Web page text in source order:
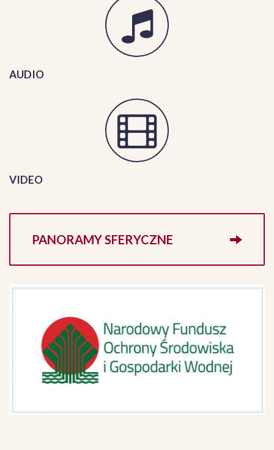
AUDIO
VIDEO
PANORAMY SFERYCZNE